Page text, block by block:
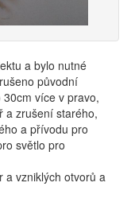
a bylo nutné
původní
více v pravo,
a zrušení starého,
a přívodu pro
světlo pro
a vzniklých otvorů a